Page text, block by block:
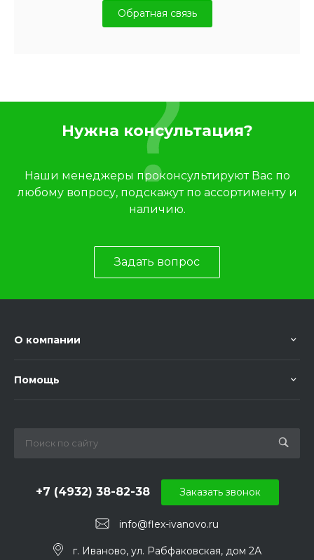
Обратная связь
Нужна консультация?
Наши менеджеры проконсультируют Вас по
любому вопросу, подскажут по ассортименту и
наличию.
Задать вопрос
О компании
Помощь
+7 (4932) 38-82-38
info@flex-ivanovo.ru
Заказать звонок
г. Иваново, ул. Рабфаковская, дом 2А